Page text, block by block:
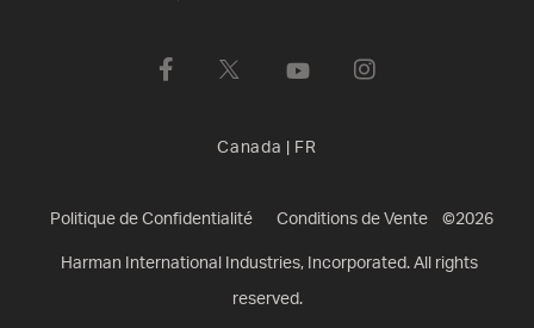
Canada FR
Politique de Confidentialité Conditions de Vente ©2026
Harman International Industries, Incorporated. All rights
reserved.